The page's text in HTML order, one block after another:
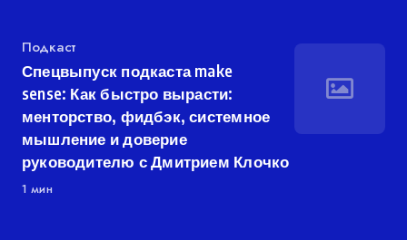
Категория
Подкаст
Спецвыпуск подкаста make
sense: Как быстро вырасти:
менторство, фидбэк, системное
мышление и доверие
руководителю с Дмитрием Клочко
1 мин